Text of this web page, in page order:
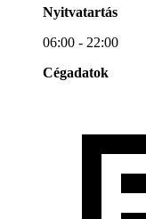
Nyitvatartás
06:00 - 22:00
Cégadatok